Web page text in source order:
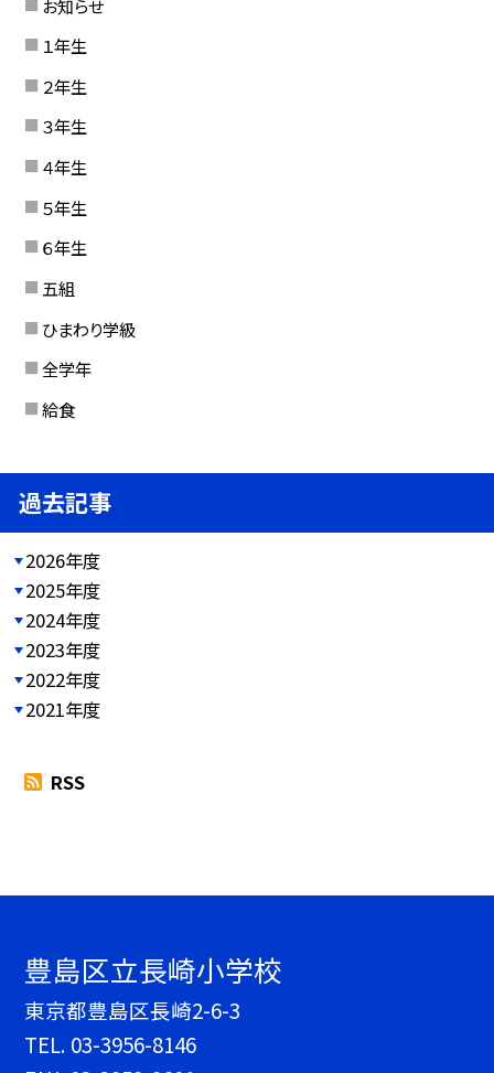
お知らせ
１年生
２年生
３年生
４年生
５年生
６年生
五組
ひまわり学級
全学年
給食
過去記事
2026年度
2025年度
2024年度
2023年度
2022年度
2021年度
RSS
豊島区立長崎小学校
東京都豊島区長崎2-6-3
TEL. 03-3956-8146